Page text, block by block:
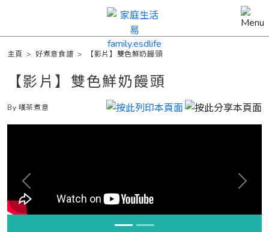
主頁 >好煮意食譜 > 【影片】雙色鮮奶饅頭
【影片】雙色鮮奶饅頭
By 嘆茶煮意
Previous Next